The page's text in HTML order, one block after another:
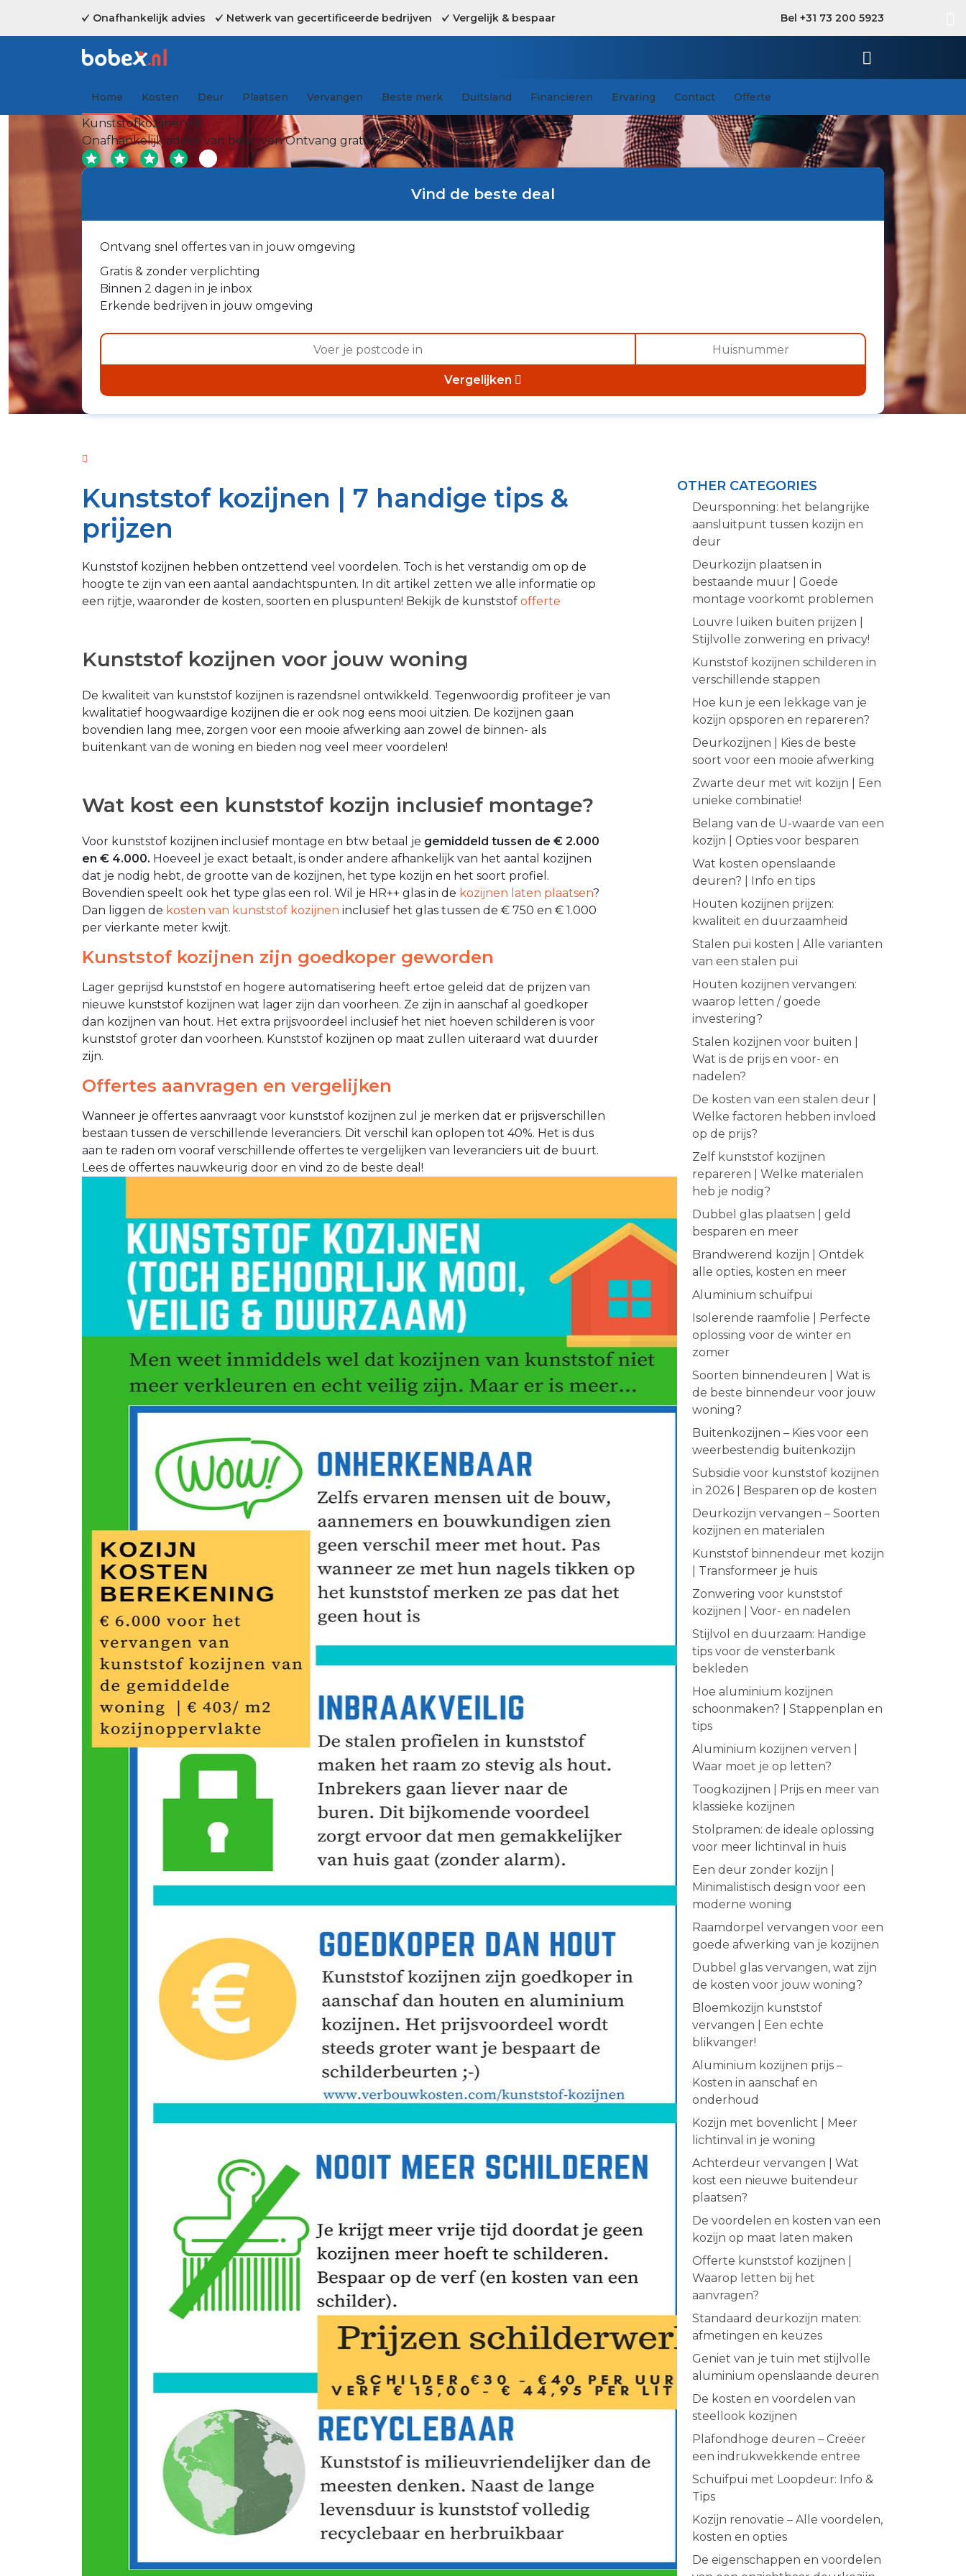
Onafhankelijk advies Netwerk van gecertificeerde bedrijven Vergelijk & bespaar Bel +31 73 200 5923
Home Kosten Deur Plaatsen Vervangen Beste merk Duitsland Financieren Ervaring Contact Offerte
Kunststofkozijnen.nl
Onafhankelijk advies van bedrijvenOntvang gratis offertes & bespaar !
Vind de beste deal
Ontvang snel offertes van in jouw omgeving
Gratis & zonder verplichting
Binnen 2 dagen in je inbox
Erkende bedrijven in jouw omgeving
Vergelijken
Kunststof kozijnen | 7 handige tips &
prijzen
Kunststof kozijnen hebben ontzettend veel voordelen. Toch is het verstandig om op de
hoogte te zijn van een aantal aandachtspunten. In dit artikel zetten we alle informatie op
een rijtje, waaronder de kosten, soorten en pluspunten! Bekijk de kunststof offerte
Kunststof kozijnen voor jouw woning
De kwaliteit van kunststof kozijnen is razendsnel ontwikkeld. Tegenwoordig profiteer je van
kwalitatief hoogwaardige kozijnen die er ook nog eens mooi uitzien. De kozijnen gaan
bovendien lang mee, zorgen voor een mooie afwerking aan zowel de binnen- als
buitenkant van de woning en bieden nog veel meer voordelen!
Wat kost een kunststof kozijn inclusief montage?
Voor kunststof kozijnen inclusief montage en btw betaal je gemiddeld tussen de € 2.000
en € 4.000. Hoeveel je exact betaalt, is onder andere afhankelijk van het aantal kozijnen
dat je nodig hebt, de grootte van de kozijnen, het type kozijn en het soort profiel.
Bovendien speelt ook het type glas een rol. Wil je HR++ glas in de kozijnen laten plaatsen?
Dan liggen de kosten van kunststof kozijnen inclusief het glas tussen de € 750 en € 1.000
per vierkante meter kwijt.
Kunststof kozijnen zijn goedkoper geworden
Lager geprijsd kunststof en hogere automatisering heeft ertoe geleid dat de prijzen van
nieuwe kunststof kozijnen wat lager zijn dan voorheen. Ze zijn in aanschaf al goedkoper
dan kozijnen van hout. Het extra prijsvoordeel inclusief het niet hoeven schilderen is voor
kunststof groter dan voorheen. Kunststof kozijnen op maat zullen uiteraard wat duurder
zijn.
Offertes aanvragen en vergelijken
Wanneer je offertes aanvraagt voor kunststof kozijnen zul je merken dat er prijsverschillen
bestaan tussen de verschillende leveranciers. Dit verschil kan oplopen tot 40%. Het is dus
aan te raden om vooraf verschillende offertes te vergelijken van leveranciers uit de buurt.
Lees de offertes nauwkeurig door en vind zo de beste deal!
OTHER CATEGORIES
Deursponning: het belangrijke
aansluitpunt tussen kozijn en
deur
Deurkozijn plaatsen in
bestaande muur | Goede
montage voorkomt problemen
Louvre luiken buiten prijzen |
Stijlvolle zonwering en privacy!
Kunststof kozijnen schilderen in
verschillende stappen
Hoe kun je een lekkage van je
kozijn opsporen en repareren?
Deurkozijnen | Kies de beste
soort voor een mooie afwerking
Zwarte deur met wit kozijn | Een
unieke combinatie!
Belang van de U-waarde van een
kozijn | Opties voor besparen
Wat kosten openslaande
deuren? | Info en tips
Houten kozijnen prijzen:
kwaliteit en duurzaamheid
Stalen pui kosten | Alle varianten
van een stalen pui
Houten kozijnen vervangen:
waarop letten / goede
investering?
Stalen kozijnen voor buiten |
Wat is de prijs en voor- en
nadelen?
De kosten van een stalen deur |
Welke factoren hebben invloed
op de prijs?
Zelf kunststof kozijnen
repareren | Welke materialen
heb je nodig?
Dubbel glas plaatsen | geld
besparen en meer
Brandwerend kozijn | Ontdek
alle opties, kosten en meer
Aluminium schuifpui
Isolerende raamfolie | Perfecte
oplossing voor de winter en
zomer
Soorten binnendeuren | Wat is
de beste binnendeur voor jouw
woning?
Buitenkozijnen – Kies voor een
weerbestendig buitenkozijn
Subsidie voor kunststof kozijnen
in 2026 | Besparen op de kosten
Deurkozijn vervangen – Soorten
kozijnen en materialen
Kunststof binnendeur met kozijn
| Transformeer je huis
Zonwering voor kunststof
kozijnen | Voor- en nadelen
Stijlvol en duurzaam: Handige
tips voor de vensterbank
bekleden
Hoe aluminium kozijnen
schoonmaken? | Stappenplan en
tips
Aluminium kozijnen verven |
Waar moet je op letten?
Toogkozijnen | Prijs en meer van
klassieke kozijnen
Stolpramen: de ideale oplossing
voor meer lichtinval in huis
Een deur zonder kozijn |
Minimalistisch design voor een
moderne woning
Raamdorpel vervangen voor een
goede afwerking van je kozijnen
Dubbel glas vervangen, wat zijn
de kosten voor jouw woning?
Bloemkozijn kunststof
vervangen | Een echte
blikvanger!
Aluminium kozijnen prijs –
Kosten in aanschaf en
onderhoud
Kozijn met bovenlicht | Meer
lichtinval in je woning
Achterdeur vervangen | Wat
kost een nieuwe buitendeur
plaatsen?
De voordelen en kosten van een
kozijn op maat laten maken
Offerte kunststof kozijnen |
Waarop letten bij het
aanvragen?
Standaard deurkozijn maten:
afmetingen en keuzes
Geniet van je tuin met stijlvolle
aluminium openslaande deuren
De kosten en voordelen van
steellook kozijnen
Plafondhoge deuren – Creëer
een indrukwekkende entree
Schuifpui met Loopdeur: Info &
Tips
Kozijn renovatie – Alle voordelen,
kosten en opties
De eigenschappen en voordelen